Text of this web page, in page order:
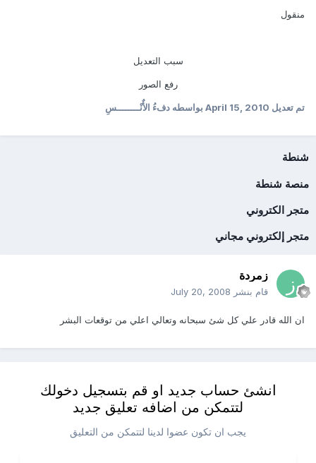
منقول
سبب التعديل
رفع الصور
تم تعديلApril 15, 2010بواسطه دفءُ الأٌنْــــــــسِ
شنطة
منصة شنطة
متجر الكتروني
متجر إلكتروني مجاني
زمردة
قام بنشر July 20, 2008
ان الله قادر علي كل شئ سبحانه وتعالي اعلي من توقعات البشر
انشئ حساب جديد او قم بتسجيل دخولك
لتتمكن من اضافه تعليق جديد
يجب ان تكون عضوا لدينا لتتمكن من التعليق